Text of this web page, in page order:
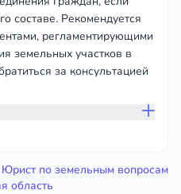
составе. Рекомендуется
регламентирующими
земельных участков в
за консультацией
Юрист по земельным вопросам
область